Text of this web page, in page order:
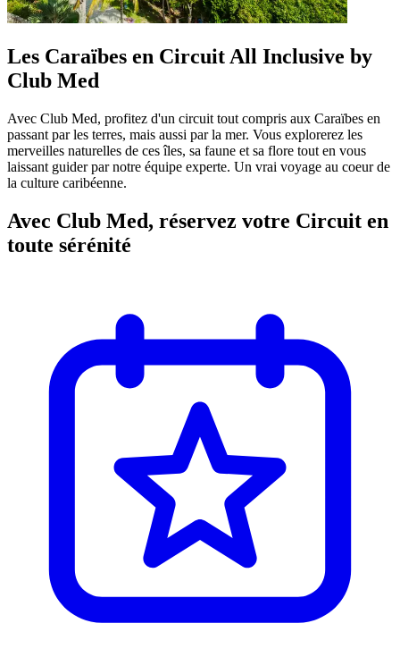
Les Caraïbes en Circuit All Inclusive by
Club Med
Avec Club Med, profitez d'un circuit tout compris aux Caraïbes en
passant par les terres, mais aussi par la mer. Vous explorerez les
merveilles naturelles de ces îles, sa faune et sa flore tout en vous
laissant guider par notre équipe experte. Un vrai voyage au coeur de
la culture caribéenne.
Avec Club Med, réservez votre Circuit en
toute sérénité